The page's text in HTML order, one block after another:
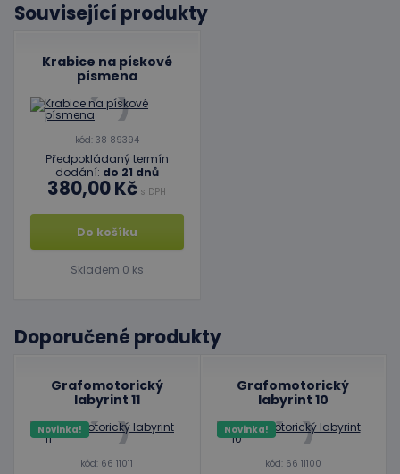
Související produkty
Krabice na pískové
písmena
kód: 38 89394
Předpokládaný termín
dodání: do 21 dnů
380,00 Kč s DPH
Do košíku
Skladem 0 ks
Doporučené produkty
Grafomotorický
labyrint 11
Novinka!
kód: 66 11011
Grafomotorický
labyrint 10
Novinka!
kód: 66 11100